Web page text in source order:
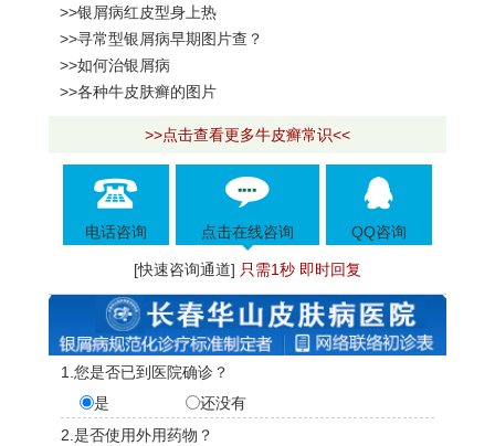
>>银屑病红皮型身上热
>>寻常型银屑病早期图片查？
>>如何治银屑病
>>各种牛皮肤癣的图片
>>点击查看更多牛皮癣常识<<
电话咨询 点击在线咨询 QQ咨询
[快速咨询通道] 只需1秒 即时回复
1.您是否已到医院确诊？
是
还没有
2.是否使用外用药物？